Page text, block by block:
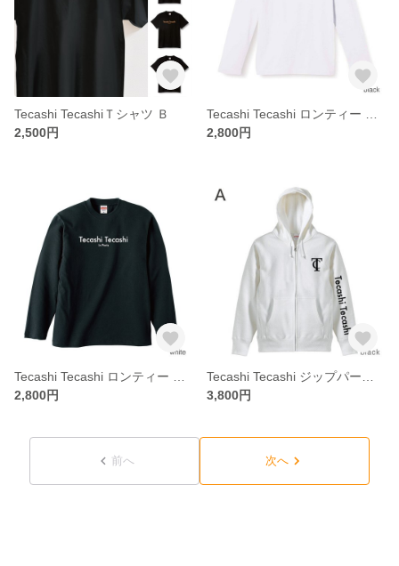
Tecashi TecashiＴシャツ Ｂ
2,500円
2,800円
2,800円
3,800円
前へ 次へ